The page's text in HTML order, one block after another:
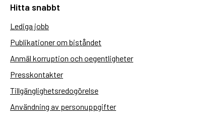
Hitta snabbt
Lediga jobb
Publikationer om biståndet
Anmäl korruption och oegentligheter
Presskontakter
Tillgänglighetsredogörelse
Användning av personuppgifter